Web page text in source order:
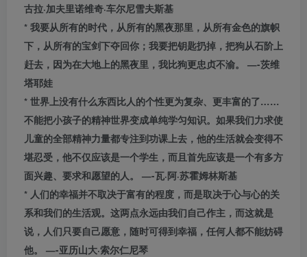
古拉·加夫里诺维奇·车尔尼雪夫斯基
* 我要从所有的时代，从所有的黑夜那里，从所有金色的旗帜
下，从所有的宝剑下夺回你；我要把钥匙扔掉，把狗从石阶上
赶去，因为在大地上的黑夜里，我比狗更忠贞不渝。 —-茨维
塔耶娃
* 世界上没有什么东西比人的个性更为复杂、更丰富的了……
不能把小孩子的精神世界变成单纯学匀知识。如果我们力求使
儿童的全部精神力量都专注到功课上去，他的生活就会变得不
堪忍受，他不仅应该是一个学生，而且首先应该是一个有多方
面兴趣、要求和愿望的人。 —-瓦·阿·苏霍姆林斯基
* 人们的幸福并不取决于富有的程度，而是取决于心与心的关
系和我们的生活观。这两点永远由我们自己作主，而这就是
说，人们只要自己愿意，随时可得到幸福，任何人都不能妨碍
他。 —-亚历山大·索尔仁尼琴